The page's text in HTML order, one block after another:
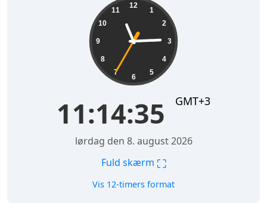
12
1
2
3
4
5
6
7
8
9
10
11
11:14:36 GMT+3
lørdag den 8. august 2026
Fuld skærm ⛶
Vis 12-timers format